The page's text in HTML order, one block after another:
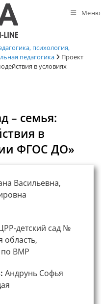
Меню
психология,
педагогика
Проект
в условиях
– семья:
в
ФГОС ДО»
Васильевна,
детский сад №
область,
по ВМР
Андрунь Софья